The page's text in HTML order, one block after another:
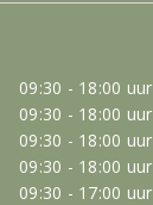
09:30 - 18:00 uur
09:30 - 18:00 uur
09:30 - 18:00 uur
09:30 - 18:00 uur
09:30 - 17:00 uur